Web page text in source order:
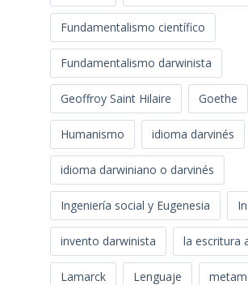
Fundamentalismo científico
Fundamentalismo darwinista
Geoffroy Saint Hilaire Goethe
Humanismo idioma darvinés
idioma darwiniano o darvinés
Ingeniería social y Eugenesia
invento darwinista la escritura
Lamarck Lenguaje